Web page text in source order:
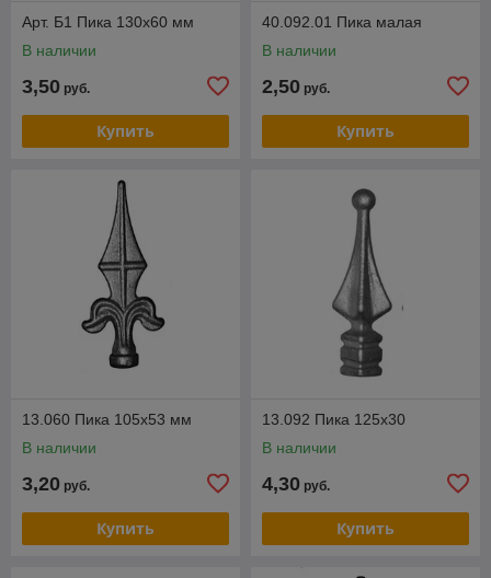
Арт. Б1 Пика 130х60 мм
В наличии
3,50 руб.
Купить
40.092.01 Пика малая
В наличии
2,50 руб.
Купить
13.060 Пика 105х53 мм
В наличии
3,20 руб.
Купить
13.092 Пика 125х30
В наличии
4,30 руб.
Купить